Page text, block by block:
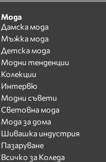
Мода
Дамска мода
Мъжка мода
Детска мода
Модни тенденции
Колекции
Интервю
Модни съвети
Световна мода
Мода за дома
Шивашка индустрия
Пазаруване
Всичко за Коледа